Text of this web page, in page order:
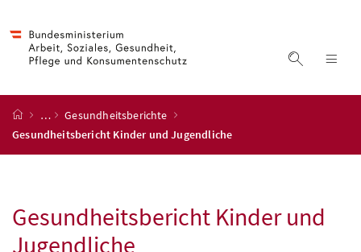
Suche
Startseite
…
Gesundheitsberichte
Gesundheitsbericht Kinder und Jugendliche
Gesundheitsbericht Kinder und
Jugendliche